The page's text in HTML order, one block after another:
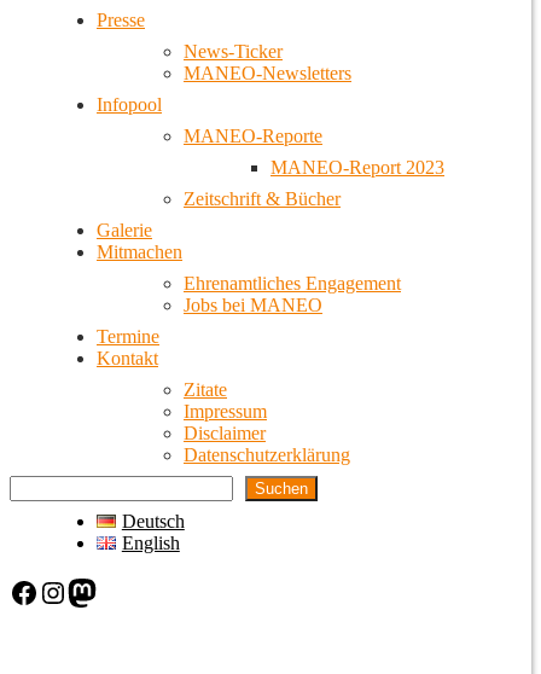
Presse
News-Ticker
MANEO-Newsletters
Infopool
MANEO-Reporte
MANEO-Report 2023
Zeitschrift & Bücher
Galerie
Mitmachen
Ehrenamtliches Engagement
Jobs bei MANEO
Termine
Kontakt
Zitate
Impressum
Disclaimer
Datenschutzerklärung
Suchen
Deutsch
English
Facebook Instagram Mastodon